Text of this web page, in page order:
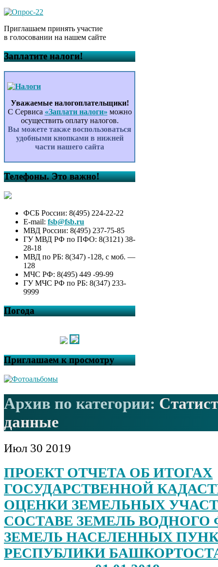
Приглашаем принять участие
в голосовании на нашем сайте
Заплатите налоги!
Уважаемые налогоплательщики!
С Сервиса «Заплати налоги» можно
осуществить оплату налогов.
Вы можете также воспользоваться
удобными кнопками в нижней
части нашего сайта
Телефоны. Это важно!
ФСБ России: 8(495) 224-22-22
E-mail: fsb@fsb.ru
МВД России: 8(495) 237-75-85
ГУ МВД РФ по ПФО: 8(3121) 38-
28-18
МВД по РБ: 8(347) -128, с моб. —
128
МЧС РФ: 8(495) 449 -99-99
ГУ МЧС РФ по РБ: 8(347) 233-
9999
Погода
Приглашаем к просмотру
Архив по категории:
данные
Июл 30 2019
ПРОЕКТ ОТЧЕТА ОБ ИТОГАХ
ГОСУДАРСТВЕННОЙ
ОЦЕНКИ ЗЕМЕЛЬНЫХ
СОСТАВЕ ЗЕМЕЛЬ ВОДНОГО
ЗЕМЕЛЬ НАСЕЛЕННЫХ
РЕСПУБЛИКИ